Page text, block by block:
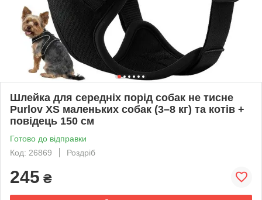
Шлейка для середніх порід собак не тисне
Purlov XS маленьких собак (3–8 кг) та котів +
повідець 150 см
Готово до відправки
Код: 26869
Роздріб
245 ₴